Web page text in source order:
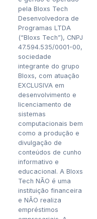
pela Bloxs Tech
Desenvolvedora de
Programas LTDA
(“Bloxs Tech”), CNPJ
47.594.535/0001-00,
sociedade
integrante do grupo
Bloxs, com atuação
EXCLUSIVA em
desenvolvimento e
licenciamento de
sistemas
computacionais bem
como a produção e
divulgação de
conteúdos de cunho
informativo e
educacional. A Bloxs
Tech NÃO é uma
instituição financeira
e NÃO realiza
empréstimos